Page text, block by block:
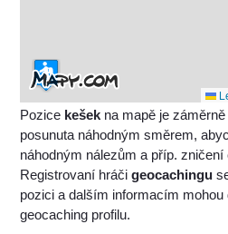
Pozice kešek na mapě je
posunuta náhodným směrem,
náhodným nálezům a příp.
Registrovaní hráčigeocachingu
pozici a dalším informacím mohou
geocaching profilu.